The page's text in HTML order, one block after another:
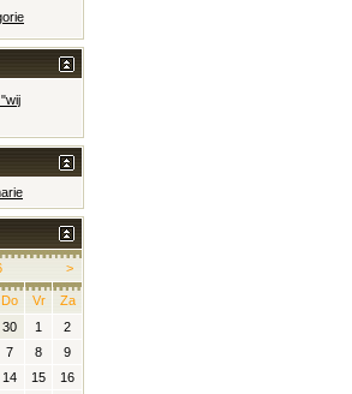
>
Do Vr
Za
30 1
2
7 8
9
14 15
16